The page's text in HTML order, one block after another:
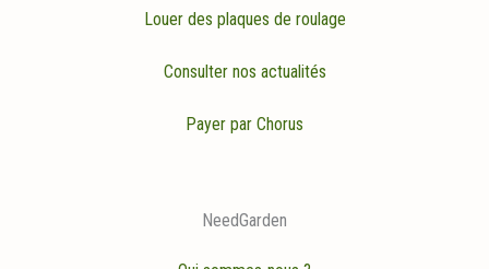
Louer des plaques de roulage
Consulter nos actualités
Payer par Chorus
NeedGarden